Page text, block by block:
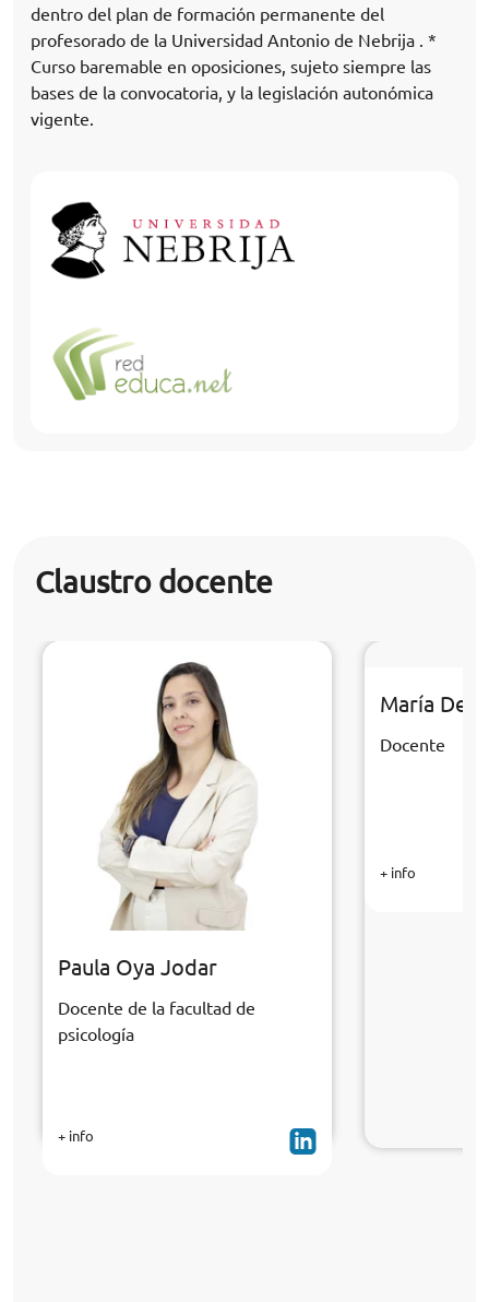
dentro del plan de formación permanente del
profesorado de la Universidad Antonio de Nebrija . *
Curso baremable en oposiciones, sujeto siempre las
bases de la convocatoria, y la legislación autonómica
vigente.
Claustro docente
Paula Oya Jodar
Docente de la facultad de
psicología
+ info
María Del
Docente
+ info